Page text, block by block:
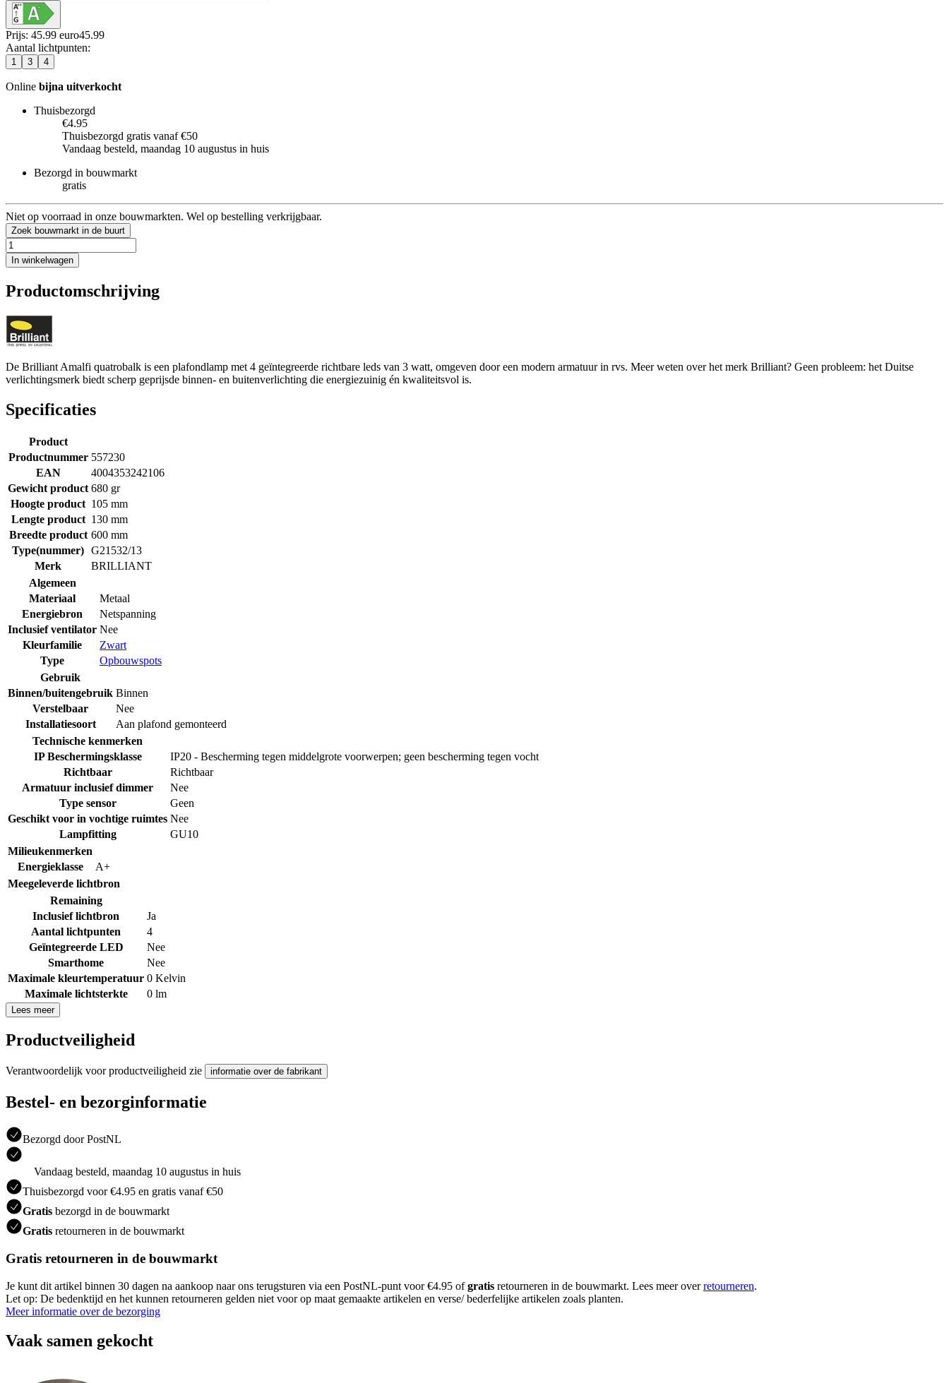
Prijs: 45.99 euro45.99
Aantal lichtpunten:
1 3 4
Online bijna uitverkocht
Thuisbezorgd
€4.95
Thuisbezorgd gratis vanaf €50
Vandaag besteld, maandag 10 augustus in huis
Bezorgd in bouwmarkt
gratis
Niet op voorraad in onze bouwmarkten. Wel op bestelling verkrijgbaar.
Zoek bouwmarkt in de buurt
In winkelwagen
Productomschrijving
De Brilliant Amalfi quatrobalk is een plafondlamp met 4 geïntegreerde richtbare leds van 3 watt, omgeven door een modern armatuur in rvs. Meer weten over het merk Brilliant? Geen probleem: het Duitse
verlichtingsmerk biedt scherp geprijsde binnen- en buitenverlichting die energiezuinig én kwaliteitsvol is.
Specificaties
Product
Productnummer 557230
EAN
4004353242106
Gewicht product 680 gr
Hoogte product 105 mm
Lengte product 130 mm
Breedte product 600 mm
Type(nummer) G21532/13
Merk
BRILLIANT
Algemeen
Materiaal
Metaal
Energiebron
Netspanning
Inclusief ventilator Nee
Kleurfamilie
Zwart
Type
Opbouwspots
Gebruik
Binnen/buitengebruik Binnen
Verstelbaar
Nee
Installatiesoort
Aan plafond gemonteerd
Technische kenmerken
IP Beschermingsklasse
IP20 - Bescherming tegen middelgrote voorwerpen; geen bescherming tegen vocht
Richtbaar
Richtbaar
Armatuur inclusief dimmer
Nee
Type sensor
Geen
Geschikt voor in vochtige ruimtes Nee
Lampfitting
GU10
Milieukenmerken
Energieklasse
A+
Meegeleverde lichtbron
Remaining
Inclusief lichtbron
Ja
Aantal lichtpunten
4
Geïntegreerde LED
Nee
Smarthome
Nee
Maximale kleurtemperatuur 0 Kelvin
Maximale lichtsterkte
0 lm
Lees meer
Productveiligheid
Verantwoordelijk voor productveiligheid zie informatie over de fabrikant
Bestel- en bezorginformatie
Bezorgd door PostNL
Vandaag besteld, maandag 10 augustus in huis
Thuisbezorgd voor €4.95 en gratis vanaf €50
Gratis bezorgd in de bouwmarkt
Gratis retourneren in de bouwmarkt
Gratis retourneren in de bouwmarkt
Je kunt dit artikel binnen 30 dagen na aankoop naar ons terugsturen via een PostNL-punt voor €4.95 ofgratis retourneren in de bouwmarkt. Lees meer overretourneren.
Let op: De bedenktijd en het kunnen retourneren gelden niet voor op maat gemaakte artikelen en verse/ bederfelijke artikelen zoals planten.
Meer informatie over de bezorging
Vaak samen gekocht